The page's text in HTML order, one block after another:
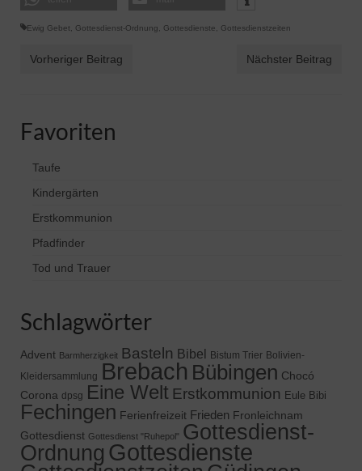
Ewig Gebet Gottesdienst-Ordnung Gottesdienste Gottesdienstzeiten
Vorheriger Beitrag Nächster Beitrag
Favoriten
Taufe
Kindergärten
Erstkommunion
Pfadfinder
Tod und Trauer
Schlagwörter
Advent Barmherzigkeit Basteln Bibel Bistum Trier Bolivien-
Kleidersammlung Brebach Bübingen Chocó
Corona dpsg Eine Welt Erstkommunion Eule Bibi
Fechingen Ferienfreizeit Frieden Fronleichnam
Gottesdienst Gottesdienst "Ruhepol" Gottesdienst-
Ordnung Gottesdienste